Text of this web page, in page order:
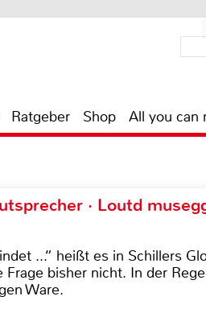
Ratgeber Shop All you can
· Loutd
...“ heißt es in Schillers
bisher nicht. In der
Ware.